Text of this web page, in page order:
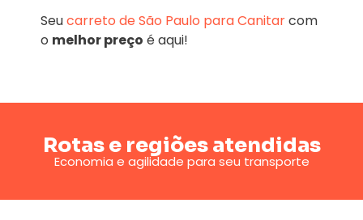
Seucarreto de São Paulo para Canitarcom
o melhor preço é aqui!
Rotas e regiões atendidas
Economia e agilidade para seu transporte